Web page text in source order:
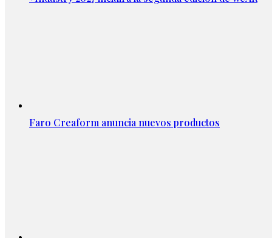
Faro Creaform anuncia nuevos productos